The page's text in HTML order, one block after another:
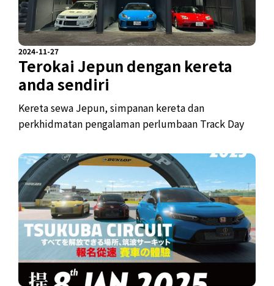
2024-11-27
Terokai Jepun dengan kereta
anda sendiri
Kereta sewa Jepun, simpanan kereta dan
perkhidmatan pengalaman perlumbaan Track Day